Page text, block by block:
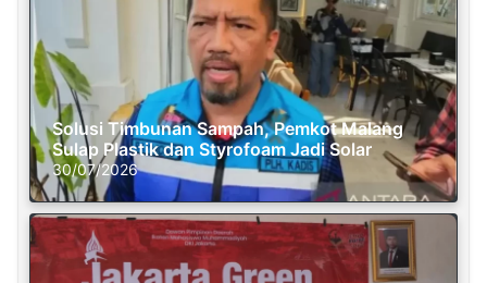
Solusi Timbunan Sampah, Pemkot Malang
Sulap Plastik dan Styrofoam Jadi Solar
30/07/2026